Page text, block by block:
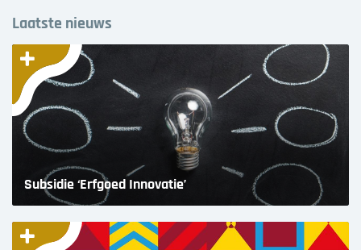
Laatste nieuws
Subsidie ‘Erfgoed Innovatie’